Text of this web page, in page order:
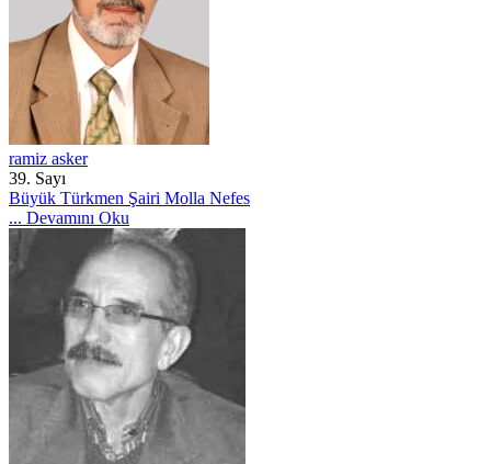
ramiz asker
39. Sayı
Büyük Türkmen Şairi Molla Nefes
... Devamını Oku